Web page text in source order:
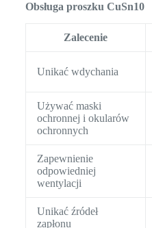
Obsługa proszku CuSn10
Zalecenie
Unikać wdychania
Używać maski
ochronnej i okularów
ochronnych
Zapewnienie
odpowiedniej
wentylacji
Unikać źródeł
zapłonu